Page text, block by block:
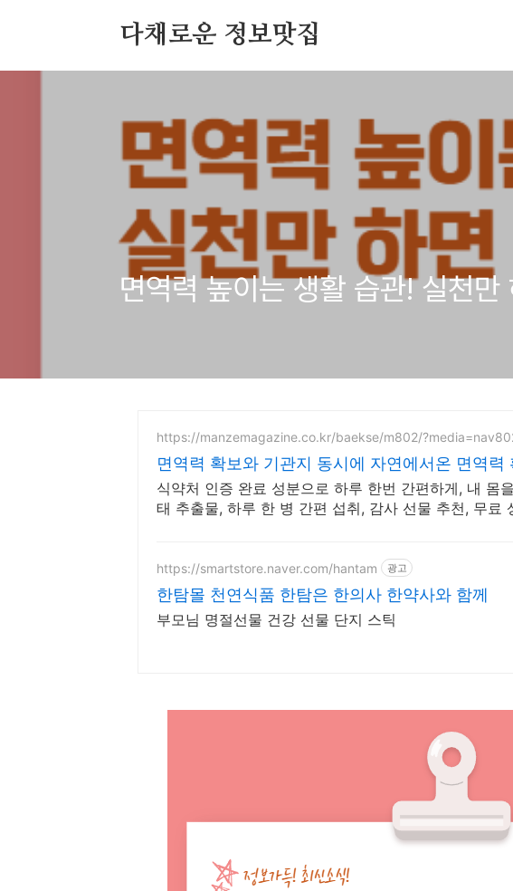
다채로운 정보맛집
면역력 높이는 생활 습관! 실천
https://manzemagazine.co.kr/baekse/m802/
면역력 확보와 기관지 동시에 자연에서온 면역력
식약처 인증 완료 성분으로 하루 한번 간편하게, 내 몸
태 추출물, 하루 한 병 간편 섭취, 감사 선물 추천, 무료
https://smartstore.naver.com/hantam 광고
한탐몰 천연식품 한탐은 한의사 한약사와 함께
부모님 명절선물 건강 선물 단지 스틱